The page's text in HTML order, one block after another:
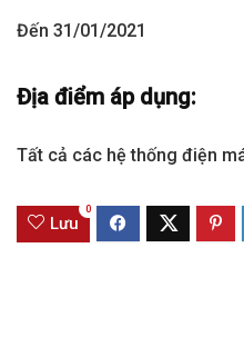
Đến 31/01/2021
Địa điểm áp dụng:
Tất cả các hệ thống điện
Lưu
0